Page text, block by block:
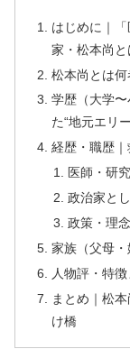
はじめに｜
家・松本尚と
松本尚とは
学歴（大学
た“地元エリ
経歴・職歴
医師・研
政治家と
政策・理念
家族（父母・
人物評・特
まとめ｜松
け橋